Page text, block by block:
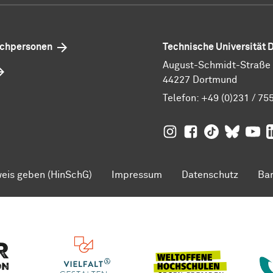
Technische Universität
August-Schmidt-Straße
44227 Dortmund
Telefon: +49 (0)231 /
TU Dortmund auf
TU Dortmund
TU TU
geben (HinSchG) Impressum Datenschutz